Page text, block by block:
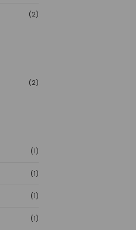
(2)
(2)
(1)
(1)
(1)
(1)